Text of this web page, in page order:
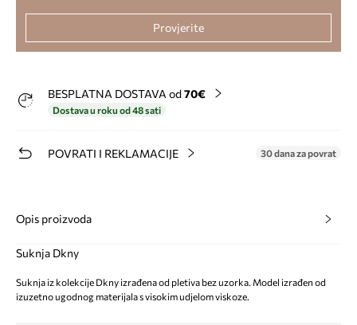
Provjerite
BESPLATNA DOSTAVA od 70€
Dostava u roku od 48 sati
POVRATI I REKLAMACIJE 30 dana za povrat
Opis proizvoda
Suknja Dkny
Suknja iz kolekcije Dkny izrađena od pletiva bez uzorka. Model izrađen od
izuzetno ugodnog materijala s visokim udjelom viskoze.